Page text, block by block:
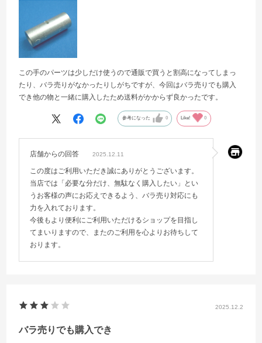
この手のパーツは少しだけ使うので通販で買うと割高になってしまっ
たり、バラ売りがなかったりしがちですが、今回はバラ売りでも購入
でき他の物と一緒に購入したため送料がかからず良かったです。
参考になった 0 Like! 0
店舗からの回答 2025.12.11
この度はご利用いただき誠にありがとうございます。
当店では「必要な分だけ、無駄なく購入したい」とい
うお客様の声にお応えできるよう、バラ売り対応にも
力を入れております。
今後もより便利にご利用いただけるショップを目指し
てまいりますので、またのご利用を心よりお待ちして
おります。
2025.12.2
バラ売りでも購入でき